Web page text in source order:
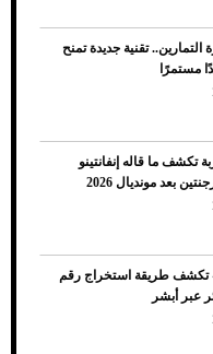
المناسب للقميص
التمارين.. تقنية جديدة تمنح
مستمرًا
تكشف ما قاله إنفانتينو
بعد مونديال 2026
تكشف طريقة استخراج رقم
عبر أبشر